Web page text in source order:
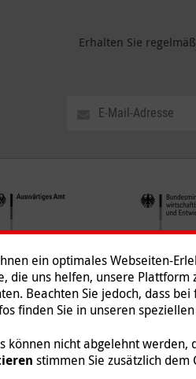
Erhalten Sie
uns
ist eine Organisationseinheit des
ein optimales Webseiten-
die uns helfen, unsere
Beachten Sie jedoch, dass
finden Sie in unseren
können nicht abgelehnt
stimmen Sie zusätzlich